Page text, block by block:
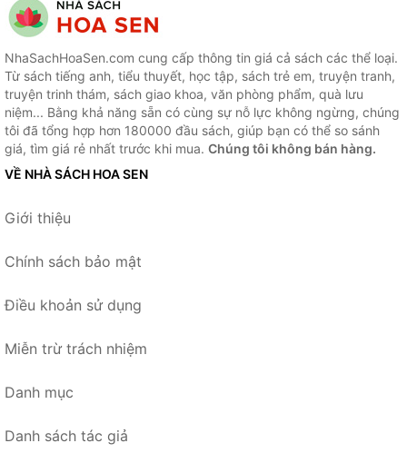
NhaSachHoaSen.com cung cấp thông tin giá cả sách các thể loại.
Từ sách tiếng anh, tiểu thuyết, học tập, sách trẻ em, truyện tranh,
truyện trinh thám, sách giao khoa, văn phòng phẩm, quà lưu
niệm... Bằng khả năng sẵn có cùng sự nỗ lực không ngừng, chúng
tôi đã tổng hợp hơn 180000 đầu sách, giúp bạn có thể so sánh
giá, tìm giá rẻ nhất trước khi mua. Chúng tôi không bán hàng.
VỀ NHÀ SÁCH HOA SEN
Giới thiệu
Chính sách bảo mật
Điều khoản sử dụng
Miễn trừ trách nhiệm
Danh mục
Danh sách tác giả